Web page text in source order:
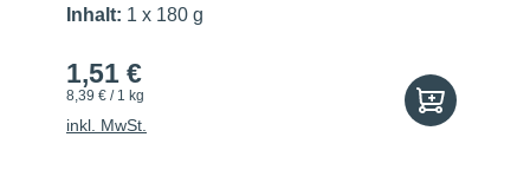
Inhalt: 1 x 180 g
1,51 €
8,39 € / 1 kg
inkl. MwSt.